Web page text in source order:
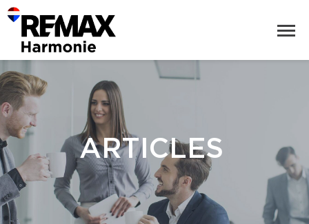
ARTICLES